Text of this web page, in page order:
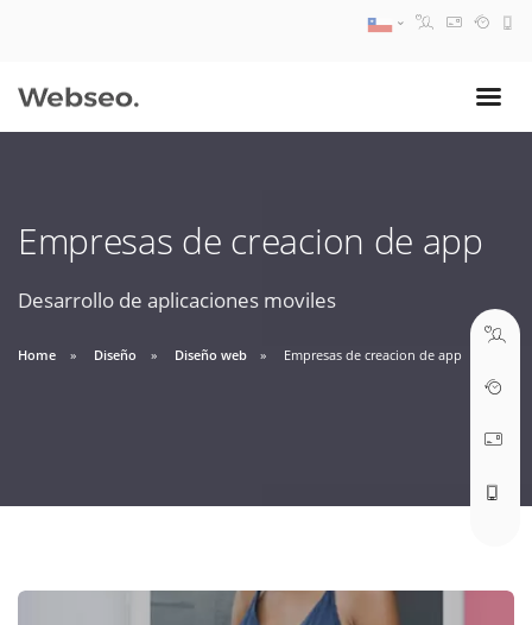
Empresas de creacion de app
Desarrollo de aplicaciones moviles
Home Diseño Diseño web Empresas de creacion de app
09:30 AM A 18:30 PM
soporte@webseo.cl